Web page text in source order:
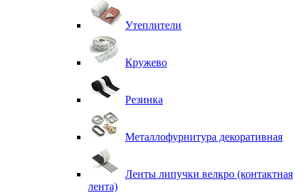
Утеплители
Кружево
Резинка
Металлофурнитура декоративная
Ленты липучки велкро (контактная
лента)